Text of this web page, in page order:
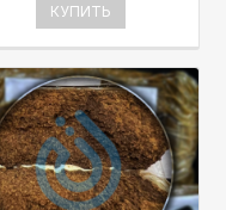
КУПИТЬ